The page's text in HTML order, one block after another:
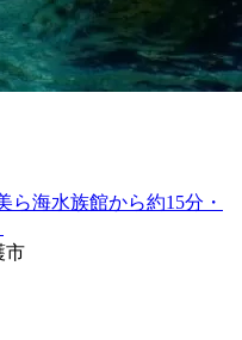
ら海水族館から約15分・
市